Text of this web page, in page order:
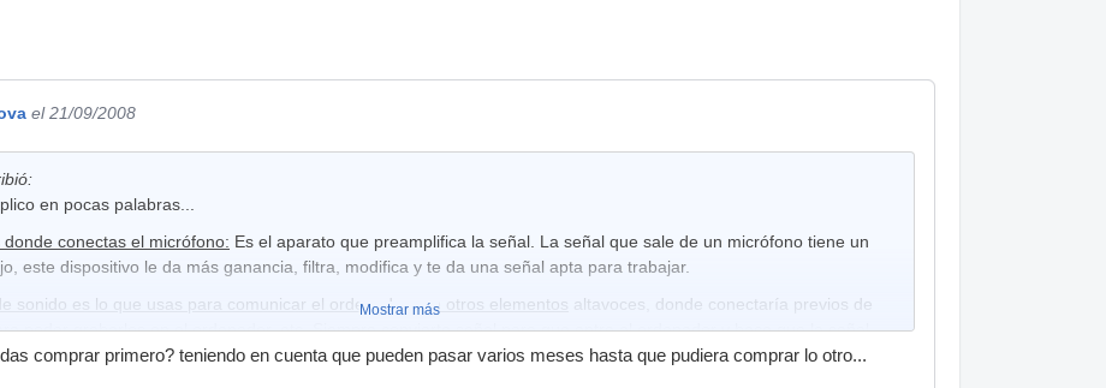
el 21/09/2008
en pocas palabras...
donde conectas el micrófono: Es el aparato que preamplifica la señal. La señal que sale de un micrófono tiene un
este dispositivo le da más ganancia, filtra, modifica y te da una señal apta para trabajar.
sonido es lo que usas para comunicar el ordenador con otros elementos
altavoces, donde conectaría previos de
poder grabarlos en el ordenador, etc. Siempre convierte señal para que entre al ordenador y hace que la señal
al exterior.
Mostrar más
comprar primero? teniendo en cuenta que pueden pasar varios meses hasta que pudiera comprar lo otro...